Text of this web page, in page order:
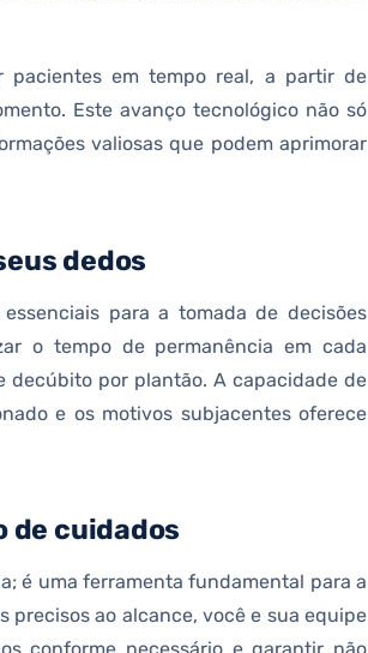
pacientes em tempo real, a partir de
Este avanço tecnológico não só
valiosas que podem aprimorar
dedos
para a tomada de decisões
o tempo de permanência em cada
decúbito por plantão. A capacidade de
e os motivos subjacentes oferece
de cuidados
é uma ferramenta fundamental para a
precisos ao alcance, você e sua equipe